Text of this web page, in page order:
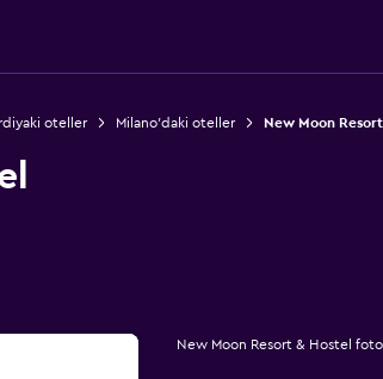
oteller Milano'daki oteller New Moon
New Moon Resort & Hostel